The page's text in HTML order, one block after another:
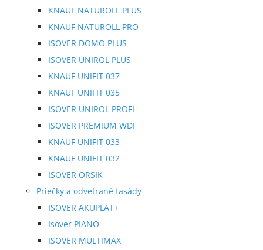
KNAUF NATUROLL PLUS
KNAUF NATUROLL PRO
ISOVER DOMO PLUS
ISOVER UNIROL PLUS
KNAUF UNIFIT 037
KNAUF UNIFIT 035
ISOVER UNIROL PROFI
ISOVER PREMIUM WDF
KNAUF UNIFIT 033
KNAUF UNIFIT 032
ISOVER ORSIK
Priečky a odvetrané fasády
ISOVER AKUPLAT+
Isover PIANO
ISOVER MULTIMAX